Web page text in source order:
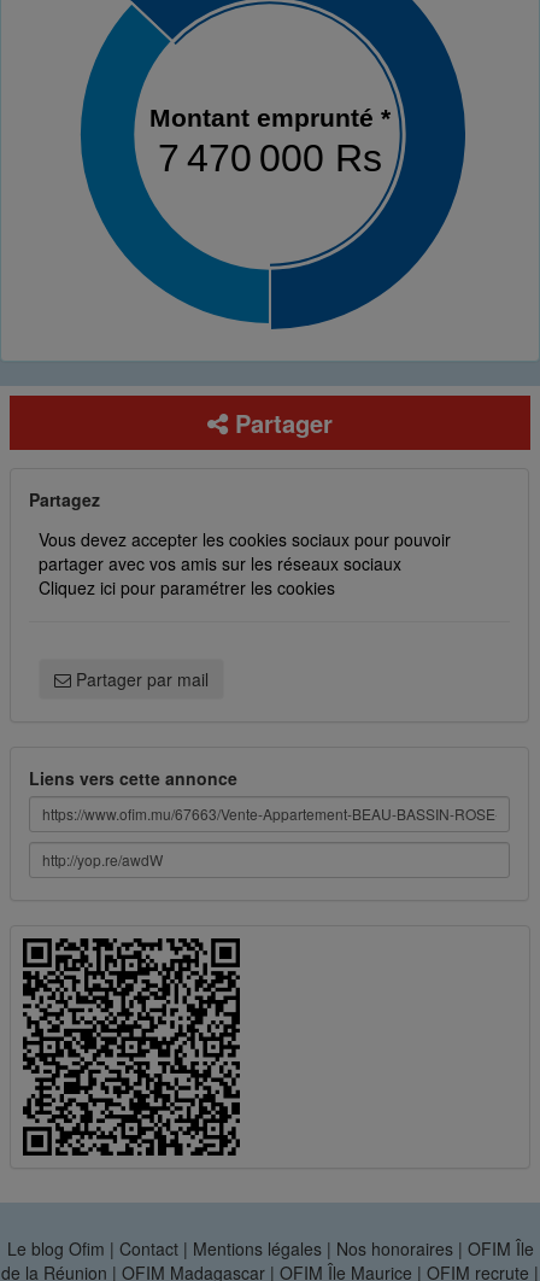
Montant emprunté *
7 470 000 Rs
Partager
Partagez
Vous devez accepter les cookies sociaux pour pouvoir
partager avec vos amis sur les réseaux sociaux
Cliquez ici pour paramétrer les cookies
Partager par mail
Liens vers cette annonce
Le blog Ofim | Contact| Mentions légales| Nos honoraires| OFIM Île
de la Réunion | OFIM Madagascar | OFIM Île Maurice | OFIM recrute |